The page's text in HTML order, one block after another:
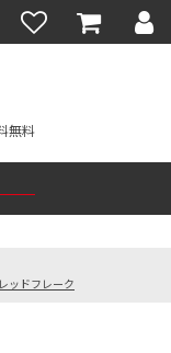
無料
ッドフレーク